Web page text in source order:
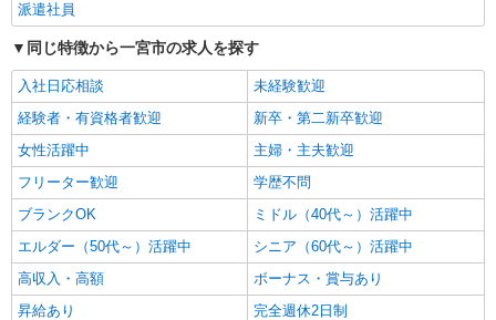
派遣社員
同じ特徴から一宮市の求人を探す
入社日応相談
未経験歓迎
経験者・有資格者歓迎
新卒・第二新卒歓迎
女性活躍中
主婦・主夫歓迎
フリーター歓迎
学歴不問
ブランクOK
ミドル（40代～）活躍中
エルダー（50代～）活躍中
シニア（60代～）活躍中
高収入・高額
ボーナス・賞与あり
昇給あり
完全週休2日制